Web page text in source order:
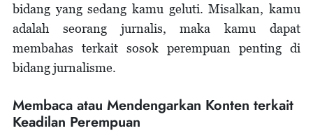
bidang yang sedang kamu geluti. Misalkan, kamu
adalah seorang jurnalis, maka kamu dapat
membahas terkait sosok perempuan penting di
bidang jurnalisme.
Membaca atau Mendengarkan Konten terkait
Keadilan Perempuan